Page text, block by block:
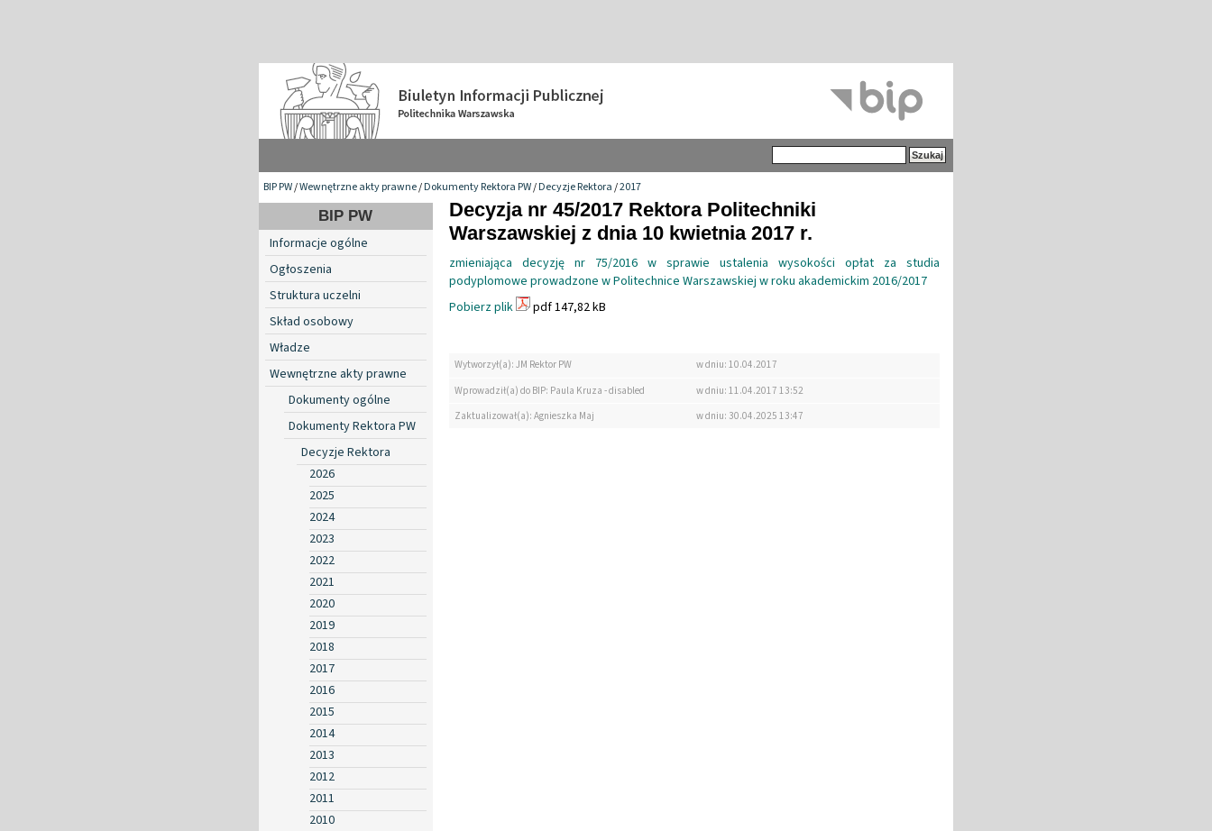
BIP PW/Wewnętrzne akty prawne/Dokumenty Rektora PW/Decyzje Rektora/2017
BIP PW
Informacje ogólne
Ogłoszenia
Struktura uczelni
Skład osobowy
Władze
Wewnętrzne akty prawne
Dokumenty ogólne
Dokumenty Rektora PW
Decyzje Rektora
2026
2025
2024
2023
2022
2021
2020
2019
2018
2017
2016
2015
2014
2013
2012
2011
2010
Decyzja nr 45/2017 Rektora Politechniki
Warszawskiej z dnia 10 kwietnia 2017 r.
zmieniająca decyzję nr 75/2016 w sprawie ustalenia wysokości opłat za studia
podyplomowe prowadzone w Politechnice Warszawskiej w roku akademickim 2016/2017
Pobierz plik
pdf 147,82 kB
Wytworzył(a): JM Rektor PW
w dniu: 10.04.2017
Wprowadził(a) do BIP: Paula Kruza - disabled
w dniu: 11.04.2017 13:52
Zaktualizował(a): Agnieszka Maj
w dniu: 30.04.2025 13:47